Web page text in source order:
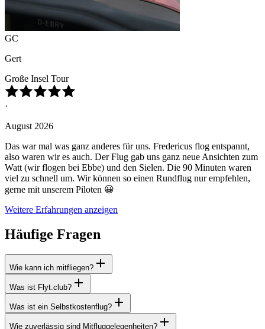
GC
Gert
Große Insel Tour
·
August 2026
Das war mal was ganz anderes für uns. Fredericus flog entspannt,
also waren wir es auch. Der Flug gab uns ganz neue Ansichten zum
Watt (wir flogen bei Ebbe) und den Sielen. Die 90 Minuten waren
viel zu schnell um. Wir können so einen Rundflug nur empfehlen,
gerne mit unserem Piloten 😀
Weitere Erfahrungen anzeigen
Häufige Fragen
Wie kann ich mitfliegen?
Was ist Flyt.club?
Was ist ein Selbstkostenflug?
Wie zuverlässig sind Mitfluggelegenheiten?